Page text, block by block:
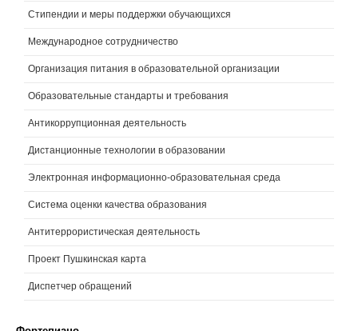
Стипендии и меры поддержки обучающихся
Международное сотрудничество
Организация питания в образовательной организации
Образовательные стандарты и требования
Антикоррупционная деятельность
Дистанционные технологии в образовании
Электронная информационно-образовательная среда
Система оценки качества образования
Антитеррористическая деятельность
Проект Пушкинская карта
Диспетчер обращений